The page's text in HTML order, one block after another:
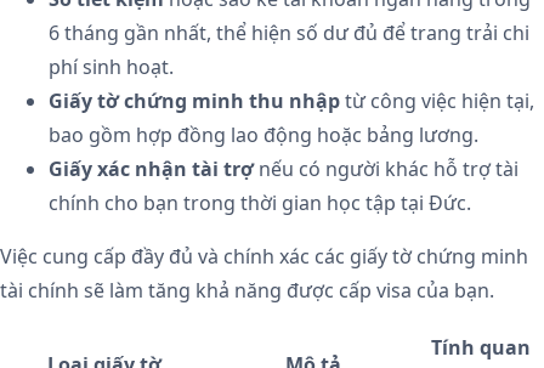
6 tháng gần nhất, thể hiện số dư đủ để trang trải chi
phí sinh hoạt.
Giấy tờ chứng minh thu nhậptừ công việc hiện tại,
bao gồm hợp đồng lao động hoặc bảng lương.
Giấy xác nhận tài trợnếu có người khác hỗ trợ tài
chính cho bạn trong thời gian học tập tại Đức.
Việc cung cấp đầy đủ và chính xác các giấy tờ chứng minh
tài chính sẽ làm tăng khả năng được cấp visa của bạn.
Tính quan